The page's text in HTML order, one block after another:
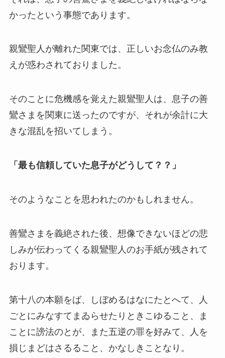
かったという事態であります。
親鸞聖人が離れた関東では、正しいお念仏のみ教
えが惑わされておりました。
そのことに危機感を覚えた親鸞聖人は、息子の善
鸞さまを関東に送ったのですが、それが余計に大
きな混乱を招いてしまう。
「最も信頼していた息子がどうして？？」
そのようなことを思われたのかもしれません。
善鸞さまを義絶された後、想像できないほどの悲
しみが伝わってくる親鸞聖人のお手紙が残されて
おります。
第十八の本願をば、しぼめるはなにたとへて、人
ごとにみなすてまゐらせたりときこゆること、ま
ことに謗法のとが、また五逆の罪を好みて、人を
損じまどはさるること、かなしきことなり。